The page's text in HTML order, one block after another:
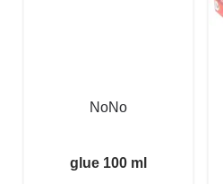
NoNo
glue 100 ml